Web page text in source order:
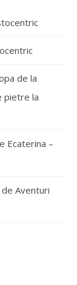
de la
pietre la
Ecaterina –
Aventuri